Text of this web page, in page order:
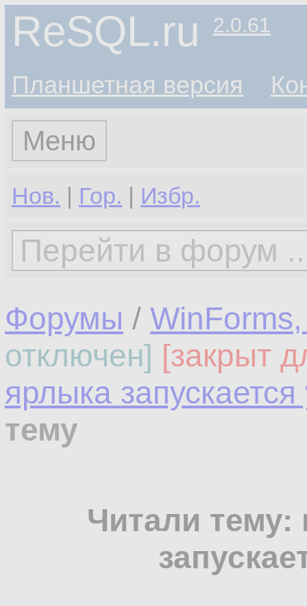
ReSQL.ru 2.0.61
Планшетная версия
Меню
Нов. | Гор. | Избр.
Форумы /
отключен] [закрыт
ярлыка
тему
Читали тему: